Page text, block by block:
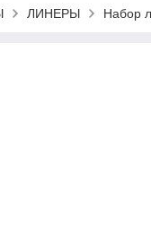
ЛИНЕРЫ Набор